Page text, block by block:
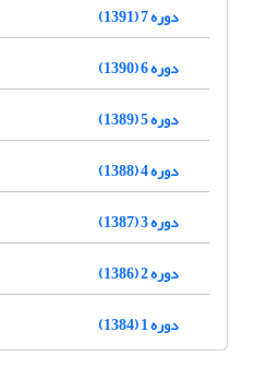
دوره 7 (1391)
دوره 6 (1390)
دوره 5 (1389)
دوره 4 (1388)
دوره 3 (1387)
دوره 2 (1386)
دوره 1 (1384)